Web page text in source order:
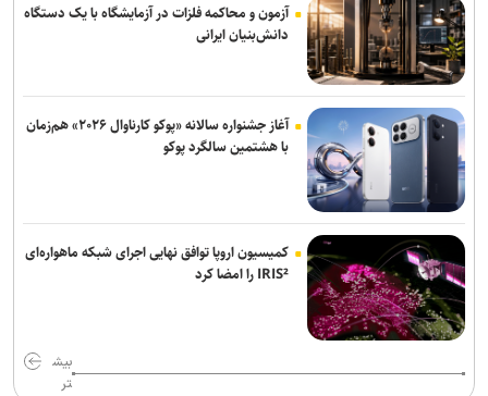
آزمون و محاکمه فلزات در آزمایشگاه با یک دستگاه
دانش‌بنیان ایرانی
آغاز جشنواره سالانه «پوکو کارناوال ۲۰۲۶» هم‌زمان
با هشتمین سالگرد پوکو
کمیسیون اروپا توافق نهایی اجرای شبکه ماهواره‌ای
IRIS² را امضا کرد
بیش
تر